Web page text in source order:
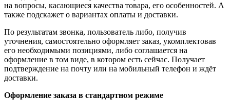
на вопросы, касающиеся качества товара, его особенностей. А
также подскажет о вариантах оплаты и доставки.
По результатам звонка, пользователь либо, получив
уточнения, самостоятельно оформляет заказ, укомплектовав
его необходимыми позициями, либо соглашается на
оформление в том виде, в котором есть сейчас. Получает
подтверждение на почту или на мобильный телефон и ждёт
доставки.
Оформление заказа в стандартном режиме